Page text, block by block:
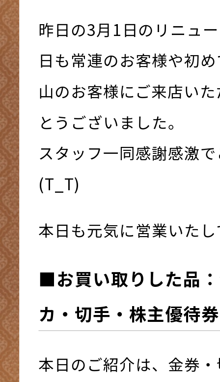
昨日の3月1日のリニュ
日も常連のお客様や初
山のお客様にご来店い
とうございました。
スタッフ一同感謝感激
(T_T)
本日も元気に営業いた
■お買い取りした品：
カ・切手・株主優待券
本日のご紹介は、金券